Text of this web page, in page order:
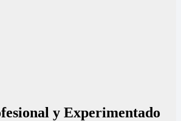
y Experimentado